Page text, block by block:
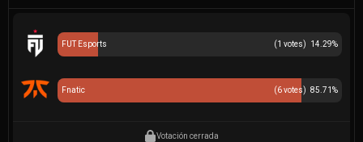
(1 votes) 14.29%
FUT Esports
(6votes) 85.71 %
Fnatic
Votación cerrada